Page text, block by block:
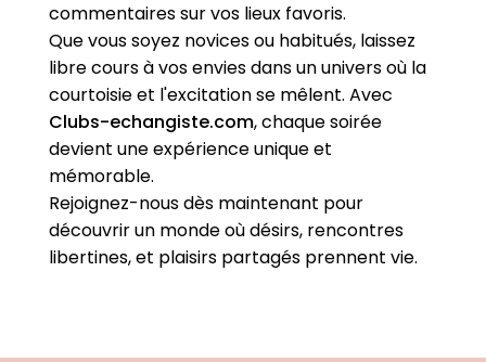
commentaires sur vos lieux favoris.
Que vous soyez novices ou habitués, laissez
libre cours à vos envies dans un univers où la
courtoisie et l'excitation se mêlent. Avec
Clubs-echangiste.com, chaque soirée
devient une expérience unique et
mémorable.
Rejoignez-nous dès maintenant pour
découvrir un monde où désirs, rencontres
libertines, et plaisirs partagés prennent vie.